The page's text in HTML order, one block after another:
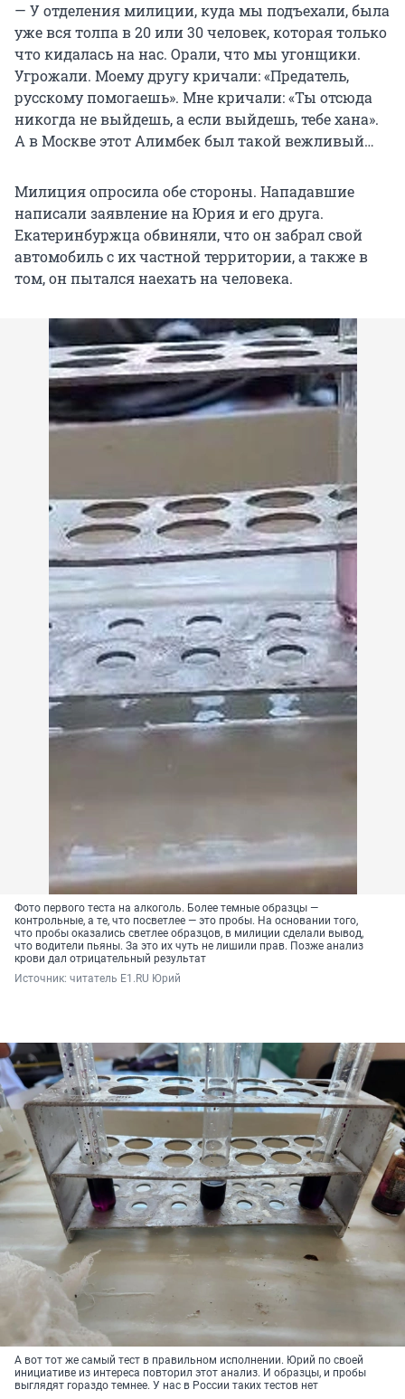
— У отделения милиции, куда мы подъехали, была
уже вся толпа в 20 или 30 человек, которая только
что кидалась на нас. Орали, что мы угонщики.
Угрожали. Моему другу кричали: «Предатель,
русскому помогаешь». Мне кричали: «Ты отсюда
никогда не выйдешь, а если выйдешь, тебе хана».
А в Москве этот Алимбек был такой вежливый…
Милиция опросила обе стороны. Нападавшие
написали заявление на Юрия и его друга.
Екатеринбуржца обвиняли, что он забрал свой
автомобиль с их частной территории, а также в
том, он пытался наехать на человека.
Фото первого теста на алкоголь. Более темные образцы —
контрольные, а те, что посветлее — это пробы. На основании того,
что пробы оказались светлее образцов, в милиции сделали вывод,
что водители пьяны. За это их чуть не лишили прав. Позже анализ
крови дал отрицательный результат
Источник: читатель E1.RU Юрий
А вот тот же самый тест в правильном исполнении. Юрий по своей
инициативе из интереса повторил этот анализ. И образцы, и пробы
выглядят гораздо темнее. У нас в России таких тестов нет